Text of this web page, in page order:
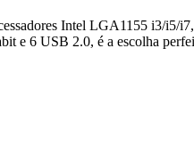
Intel LGA1155 i3/i5/
e 6 USB 2.0, é a escolha